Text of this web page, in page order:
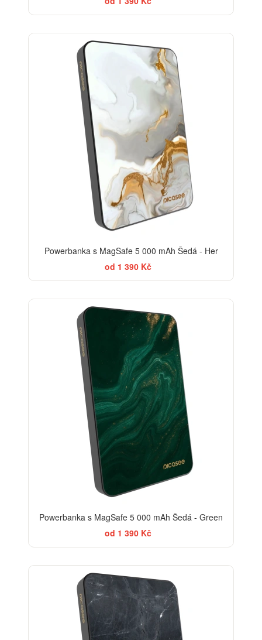
Powerbanka s MagSafe 5 000 mAh Šedá - Her
od 1 390 Kč
Powerbanka s MagSafe 5 000 mAh Šedá - Green
od 1 390 Kč